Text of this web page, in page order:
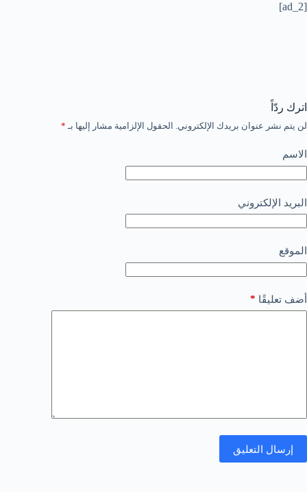
[ad_2]
اترك ردّاً
لن يتم نشر عنوان بريدك الإلكتروني. الحقول الإلزامية مشار إليها بـ *
الاسم
البريد الإلكتروني
الموقع
أضف تعليقًا *
إرسال التعليق